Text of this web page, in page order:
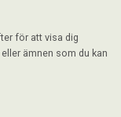
för att visa dig
ämnen som du kan